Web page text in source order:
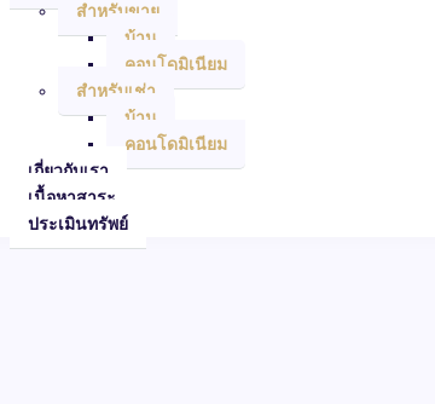
สำหรับขาย
บ้าน
คอนโดมิเนียม
สำหรับเช่า
บ้าน
คอนโดมิเนียม
เกี่ยวกับเรา
เนื้อหาสาระ
ประเมินทรัพย์